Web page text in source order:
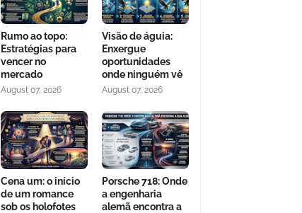
Rumo ao topo:
Estratégias para
vencer no
mercado
August 07, 2026
Visão de águia:
Enxergue
oportunidades
onde ninguém vê
August 07, 2026
Cena um: o início
de um romance
sob os holofotes
Porsche 718: Onde
a engenharia
alemã encontra a